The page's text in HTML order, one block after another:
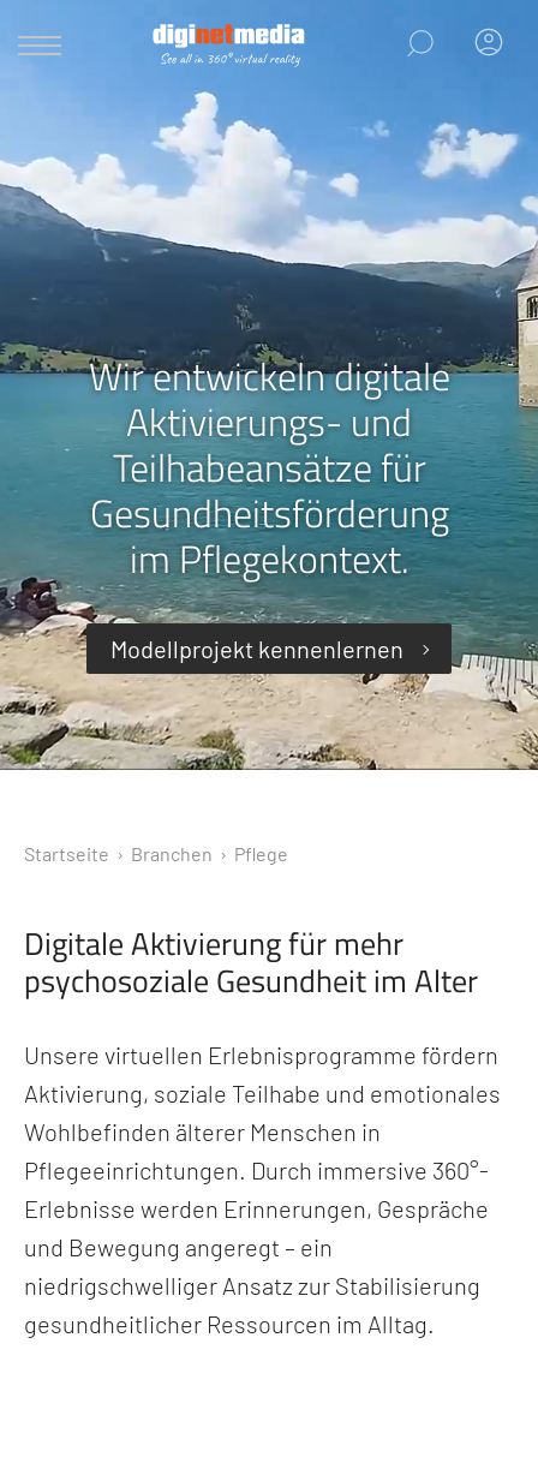
Wir entwickeln digitale
Aktivierungs- und
Teilhabeansätze für
Gesundheitsförderung
im Pflegekontext.
Modellprojekt kennenlernen
Startseite › Branchen › Pflege
Digitale Aktivierung für mehr
psychosoziale Gesundheit im Alter
Unsere virtuellen Erlebnisprogramme fördern
Aktivierung, soziale Teilhabe und emotionales
Wohlbefinden älterer Menschen in
Pflegeeinrichtungen. Durch immersive 360°-
Erlebnisse werden Erinnerungen, Gespräche
und Bewegung angeregt – ein
niedrigschwelliger Ansatz zur Stabilisierung
gesundheitlicher Ressourcen im Alltag.